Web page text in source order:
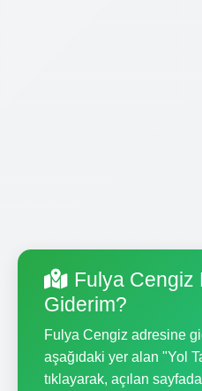
Fulya Cengiz
Giderim?
Fulya Cengiz adresine
aşağıdaki yer alan "Yol
tıklayarak, açılan